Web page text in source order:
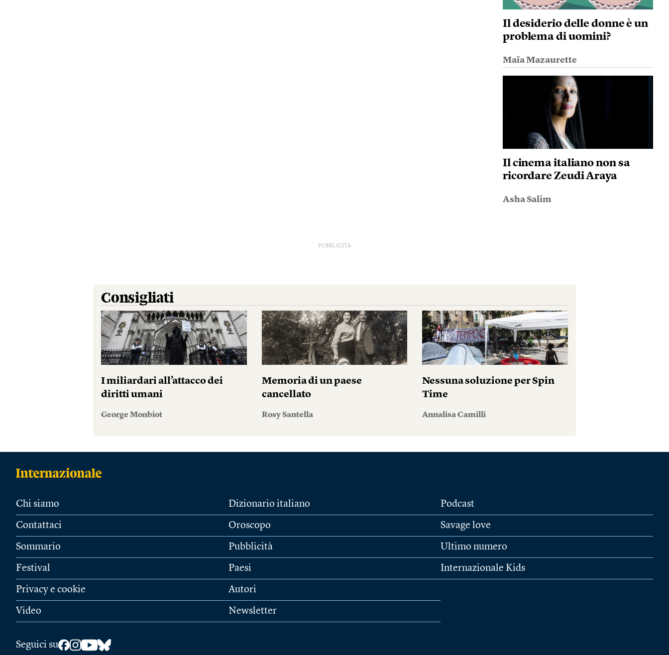
Il desiderio delle donne è un
problema di uomini?
Maïa Mazaurette
Il cinema italiano non sa
ricordare Zeudi Araya
Asha Salim
PUBBLICITÀ
Consigliati
I miliardari all’attacco dei
diritti umani
George Monbiot
Memoria di un paese
cancellato
Rosy Santella
Nessuna soluzione per Spin
Time
Annalisa Camilli
Chi siamo
Contattaci
Sommario
Festival
Privacy e cookie
Video
Dizionario italiano
Oroscopo
Pubblicità
Paesi
Autori
Newsletter
Podcast
Savage love
Ultimo numero
Internazionale Kids
Seguici su